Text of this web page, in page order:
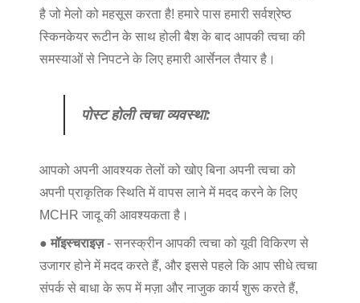
है जो मेलो को महसूस करता है! हमारे पास हमारी सर्वश्रेष्ठ
स्किनकेयर रूटीन के साथ होली बैश के बाद आपकी त्वचा की
समस्याओं से निपटने के लिए हमारी आर्सेनल तैयार है।
पोस्ट होली त्वचा व्यवस्था:
आपको अपनी आवश्यक तेलों को खोए बिना अपनी त्वचा को
अपनी प्राकृतिक स्थिति में वापस लाने में मदद करने के लिए
MCHR जादू की आवश्यकता है।
● मॉइस्चराइज़- सनस्क्रीन आपकी त्वचा को यूवी विकिरण से
उजागर होने में मदद करते हैं, और इससे पहले कि आप सीधे त्वचा
संपर्क से बाधा के रूप में मज़ा और नाजुक कार्य शुरू करते हैं,